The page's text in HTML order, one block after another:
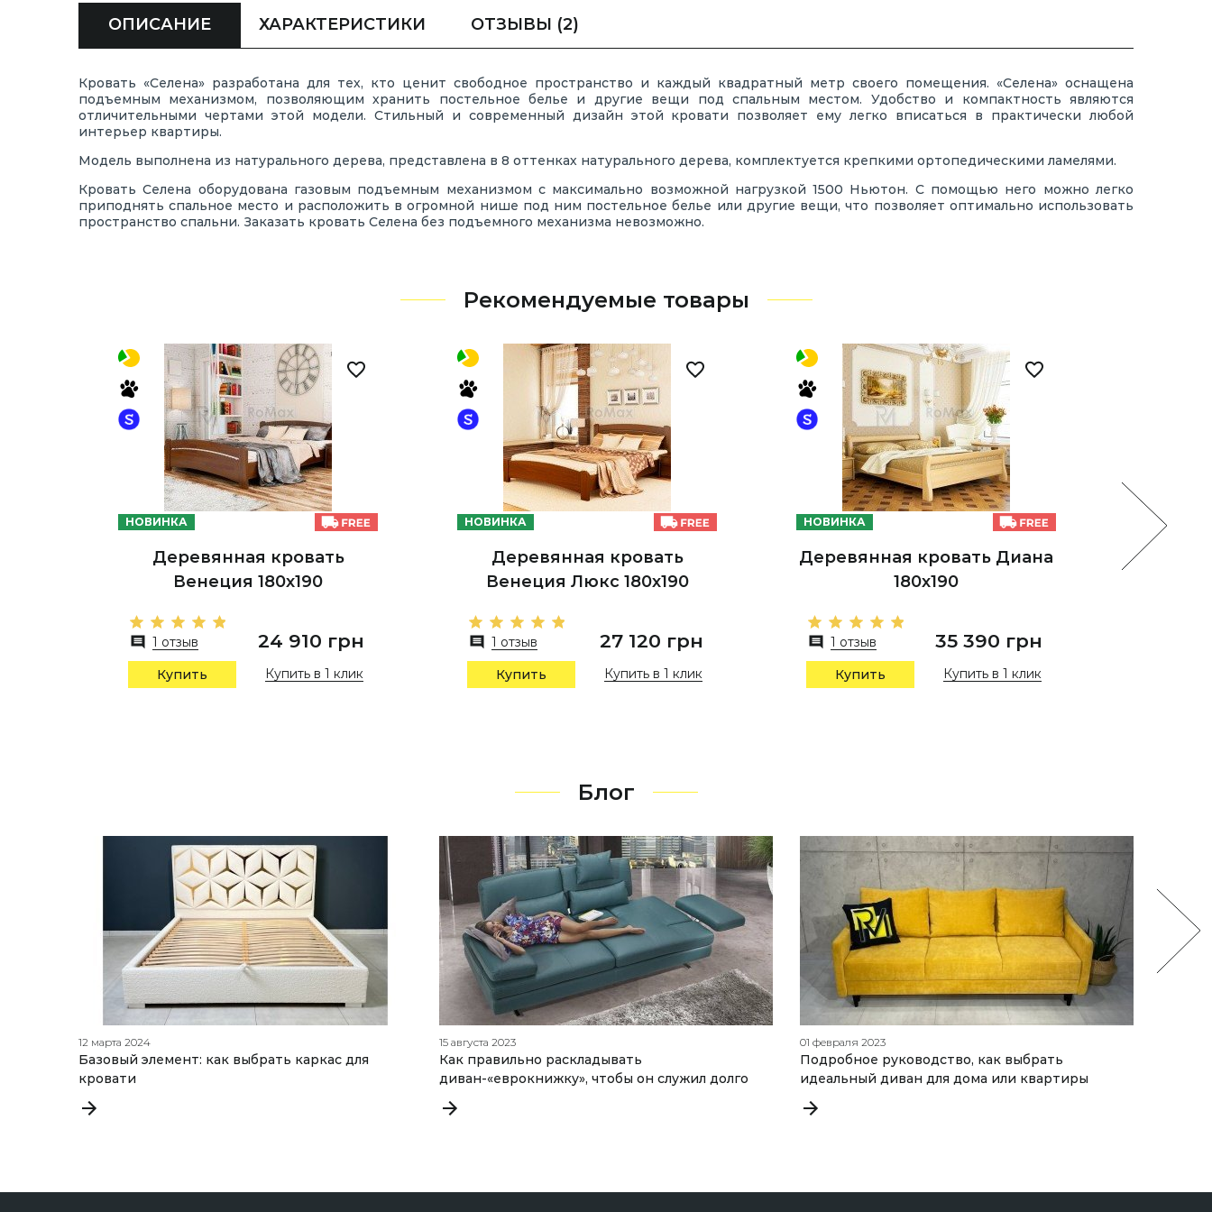
ОПИСАНИЕ ХАРАКТЕРИСТИКИ ОТЗЫВЫ (2)
Кровать «Селена» разработана для тех, кто ценит свободное пространство и каждый квадратный метр своего помещения. «Селена» оснащена
подъемным механизмом, позволяющим хранить постельное белье и другие вещи под спальным местом. Удобство и компактность являются
отличительными чертами этой модели. Стильный и современный дизайн этой кровати позволяет ему легко вписаться в практически любой
интерьер квартиры.
Модель выполнена из натурального дерева, представлена в 8 оттенках натурального дерева, комплектуется крепкими ортопедическими ламелями.
Кровать Селена оборудована газовым подъемным механизмом с максимально возможной нагрузкой 1500 Ньютон. С помощью него можно легко
приподнять спальное место и расположить в огромной нише под ним постельное белье или другие вещи, что позволяет оптимально использовать
пространство спальни. Заказать кровать Селена без подъемного механизма невозможно.
Рекомендуемые товары
НОВИНКА
Деревянная кровать
Венеция 180х190
1 отзыв 24 910 грн
Купить Купить в 1 клик
НОВИНКА
Деревянная кровать
Венеция Люкс 180х190
1 отзыв 27 120 грн
Купить Купить в 1 клик
НОВИНКА
Деревянная кровать Диана
180х190
1 отзыв 35 390 грн
Купить Купить в 1 клик
НОВИНКА
Блог
12 марта 2024
Базовый элемент: как выбрать каркас для
кровати
15 августа 2023
Как правильно раскладывать
диван-«еврокнижку», чтобы он служил долго
01 февраля 2023
Подробное руководство, как выбрать
идеальный диван для дома или квартиры